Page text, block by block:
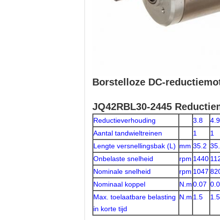
Borstelloze DC-
JQ42RBL30-2445
Reductieverhouding 3.8
4.9
Aantal tandwieltreinen
1
1
Lengte versnellingsbak (L) mm 35.2
Onbelaste snelheid
rpm 1440
Nominale snelheid
rpm 1047
Nominaal koppel
N.m0.07
Max. toelaatbare belasting
in korte tijd
N.m 1.5 1.5